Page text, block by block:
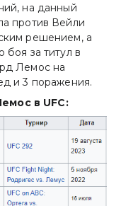
на данный
против Вейли
решением, а
боя за титул в
Лемос на
и 3 поражения.
в UFC: